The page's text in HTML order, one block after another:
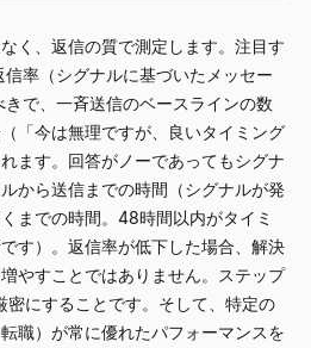
く、返信の質で測定します。注目す
率（シグナルに基づいたメッセー
で、一斉送信のベースラインの数
「今は無理ですが、良いタイミング
ます。回答がノーであってもシグナ
から送信までの時間（シグナルが発
までの時間。48時間以内がタイミ
す）。返信率が低下した場合、解決
やすことではありません。ステップ
密にすることです。そして、特定の
職）が常に優れたパフォーマンスを